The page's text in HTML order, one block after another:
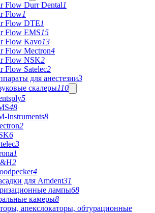
Flow Durr Dental1
Flow1
Flow DTE1
Flow EMS15
Flow Kavo13
Flow Mectron4
Flow NSK2
Flow Satelec2
для анестезии3
скалеры110
5
48
Instruments8
2
6
3
1
2
4
для Amdent31
лампы68
камеры8
апекслокаторы, обтурационные